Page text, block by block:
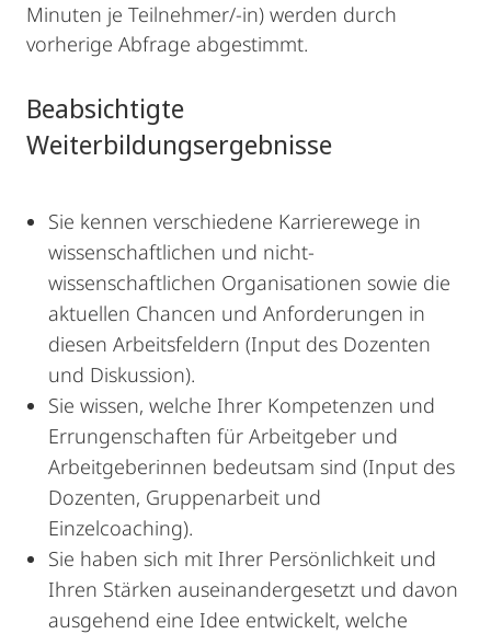
Minuten je Teilnehmer/-in) werden durch
vorherige Abfrage abgestimmt.
Beabsichtigte
Weiterbildungsergebnisse
Sie kennen verschiedene Karrierewege in
wissenschaftlichen und nicht-
wissenschaftlichen Organisationen sowie die
aktuellen Chancen und Anforderungen in
diesen Arbeitsfeldern (Input des Dozenten
und Diskussion).
Sie wissen, welche Ihrer Kompetenzen und
Errungenschaften für Arbeitgeber und
Arbeitgeberinnen bedeutsam sind (Input des
Dozenten, Gruppenarbeit und
Einzelcoaching).
Sie haben sich mit Ihrer Persönlichkeit und
Ihren Stärken auseinandergesetzt und davon
ausgehend eine Idee entwickelt, welche